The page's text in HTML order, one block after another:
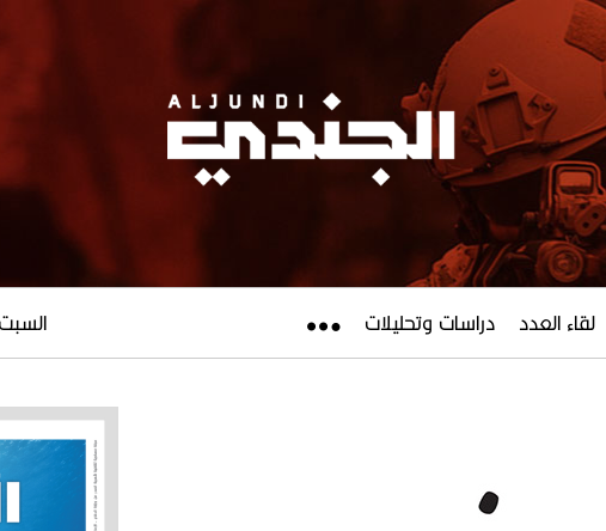
لقاء العدد دراسات وتحليلات السبت 08 أغسطس 2026